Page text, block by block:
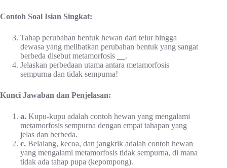
Contoh Soal Isian Singkat:
Tahap perubahan bentuk hewan dari telur hingga
dewasa yang melibatkan perubahan bentuk yang sangat
berbeda disebut metamorfosis
.
Jelaskan perbedaan utama antara metamorfosis
sempurna dan tidak sempurna!
Kunci Jawaban dan Penjelasan:
a. Kupu-kupu adalah contoh hewan yang mengalami
metamorfosis sempurna dengan empat tahapan yang
jelas dan berbeda.
c. Belalang, kecoa, dan jangkrik adalah contoh hewan
yang mengalami metamorfosis tidak sempurna, di mana
tidak ada tahap pupa (kepompong).